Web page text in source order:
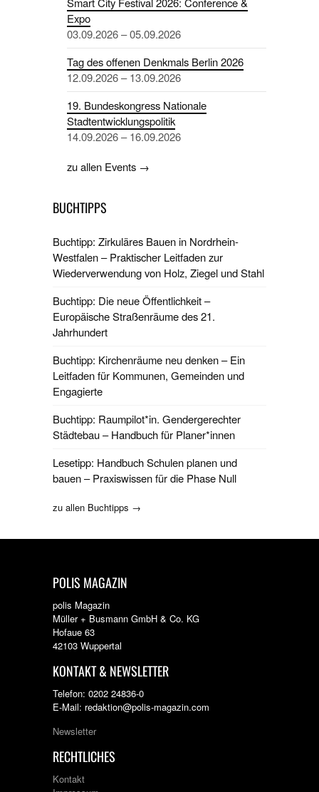
Expo
03.09.2026 – 05.09.2026
Tag des offenen Denkmals Berlin 2026
12.09.2026 – 13.09.2026
19. Bundeskongress Nationale
Stadtentwicklungspolitik
14.09.2026 – 16.09.2026
zu allen Events →
BUCHTIPPS
Buchtipp: Zirkuläres Bauen in Nordrhein-
Westfalen – Praktischer Leitfaden zur
Wiederverwendung von Holz, Ziegel und Stahl
Buchtipp: Die neue Öffentlichkeit –
Europäische Straßenräume des 21.
Jahrhundert
Buchtipp: Kirchenräume neu denken – Ein
Leitfaden für Kommunen, Gemeinden und
Engagierte
Buchtipp: Raumpilot*in. Gendergerechter
Städtebau – Handbuch für Planer*innen
Lesetipp: Handbuch Schulen planen und
bauen – Praxiswissen für die Phase Null
zu allen Buchtipps →
POLIS MAGAZIN
polis Magazin
Müller + Busmann GmbH & Co. KG
Hofaue 63
42103 Wuppertal
KONTAKT & NEWSLETTER
Telefon: 0202 24836-0
E-Mail: redaktion@polis-magazin.com
Newsletter
RECHTLICHES
Kontakt